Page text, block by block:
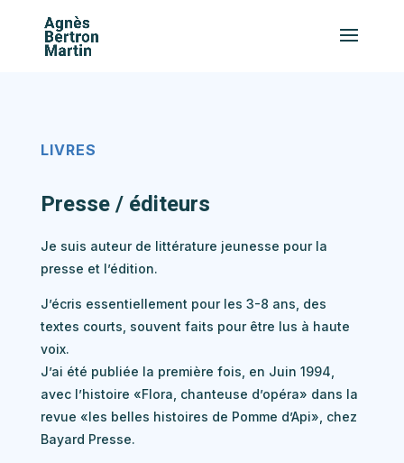
LIVRES
Presse / éditeurs
Je suis auteur de littérature jeunesse pour la
presse et l’édition.
J’écris essentiellement pour les 3-8 ans, des
textes courts, souvent faits pour être lus à haute
voix.
J’ai été publiée la première fois, en Juin 1994,
avec l’histoire «Flora, chanteuse d’opéra» dans la
revue «les belles histoires de Pomme d’Api», chez
Bayard Presse.